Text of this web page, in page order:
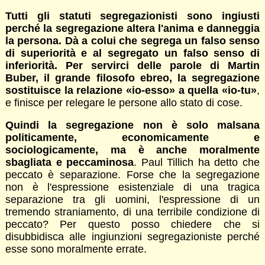
Tutti gli statuti segregazionisti sono ingiusti
perché la segregazione altera l'anima e danneggia
la persona. Dà a colui che segrega un falso senso
di superiorità e al segregato un falso senso di
inferiorità. Per servirci delle parole di Martin
Buber, il grande filosofo ebreo, la segregazione
sostituisce la relazione «io-esso» a quella «io-tu»,
e finisce per relegare le persone allo stato di cose.
Quindi la segregazione non è solo malsana
politicamente, economicamente e
sociologicamente, ma è anche moralmente
sbagliata e peccaminosa. Paul Tillich ha detto che
peccato è separazione. Forse che la segregazione
non è l'espressione esistenziale di una tragica
separazione tra gli uomini, l'espressione di un
tremendo straniamento, di una terribile condizione di
peccato? Per questo posso chiedere che si
disubbidisca alle ingiunzioni segregazioniste perché
esse sono moralmente errate.